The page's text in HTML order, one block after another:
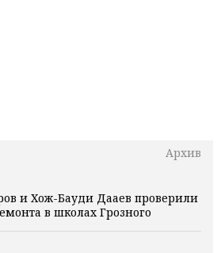
Архив
и Хож-Бауди Дааев проверили
в школах Грозного